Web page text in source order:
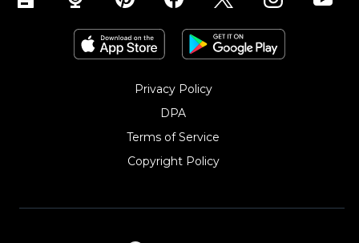
Privacy Policy
DPA
Terms of Service
Copyright Policy‎